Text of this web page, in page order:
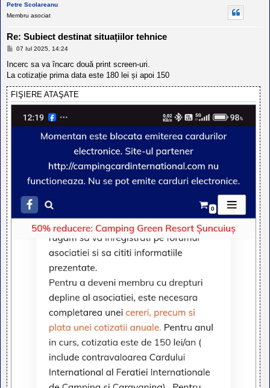
Petre Scolareanu
Membru asociat
Re: Subiect destinat situațiilor tehnice
M
s
j
07 Iul 2025, 14:24
Incerc sa va încarc două print screen-uri.
La cotizație prima data este 180 lei și apoi 150
FIŞIERE ATAŞATE